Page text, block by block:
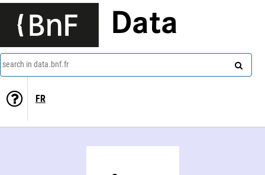
Data
search in data.bnf.fr
FR